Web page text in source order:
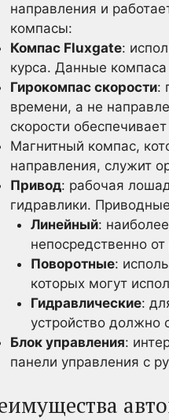
направления и
компасы:
Компас Fluxgate:
курса. Данные
Гирокомпас скорости:
времени, а не
скорости
Магнитный компас,
направления, служит
Привод: рабочая
гидравлики.
Линейный:
непосредственно
Поворотные:
которых могут
Гидравлические:
устройство должно
Блок управления:
панели управления с